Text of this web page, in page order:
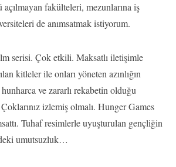
açılmayan fakülteleri, mezunlarına iş
de anımsatmak istiyorum.
serisi. Çok etkili. Maksatlı iletişimle
kitleler ile onları yöneten azınlığın
ve zararlı rekabetin olduğu
izlemiş olmalı. Hunger Games
Tuhaf resimlerle uyuşturulan gençliğin
umutsuzluk…